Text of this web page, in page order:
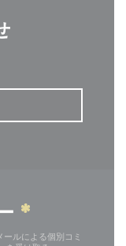
*
ルによる個別コミ